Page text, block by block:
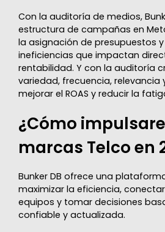
Con la auditoría de medios,
estructura de campañas en
la asignación de presupuestos
ineficiencias que impactan
rentabilidad. Y con la auditoría
variedad, frecuencia,
mejorar el ROAS y reducir la
¿Cómo
marcas Telco en
Bunker DB ofrece una
maximizar la eficiencia,
equipos y tomar decisiones
confiable y actualizada.